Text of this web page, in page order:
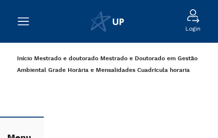
Login
Início Mestrado e doutorado Mestrado e Doutorado em Gestão
Ambiental Grade Horária e Mensalidades Cuadrícula horaria